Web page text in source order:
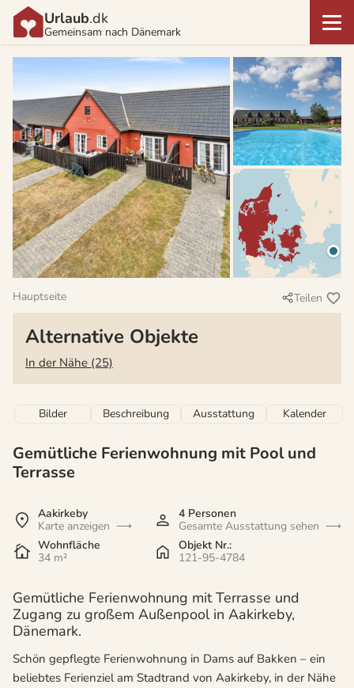
Urlaub.dk
Gemeinsam nach Dänemark
Hauptseite Teilen
Alternative Objekte
In der Nähe (25)
Bilder Beschreibung Ausstattung Kalender
Gemütliche Ferienwohnung mit Pool und
Terrasse
Aakirkeby
Karte anzeigen
4 Personen
Gesamte Ausstattung sehen
Wohnfläche
34 m²
Objekt Nr.:
121-95-4784
Gemütliche Ferienwohnung mit Terrasse und
Zugang zu großem Außenpool in Aakirkeby,
Dänemark.
Schön gepflegte Ferienwohnung in Dams auf Bakken – ein
beliebtes Ferienziel am Stadtrand von Aakirkeby, in der Nähe